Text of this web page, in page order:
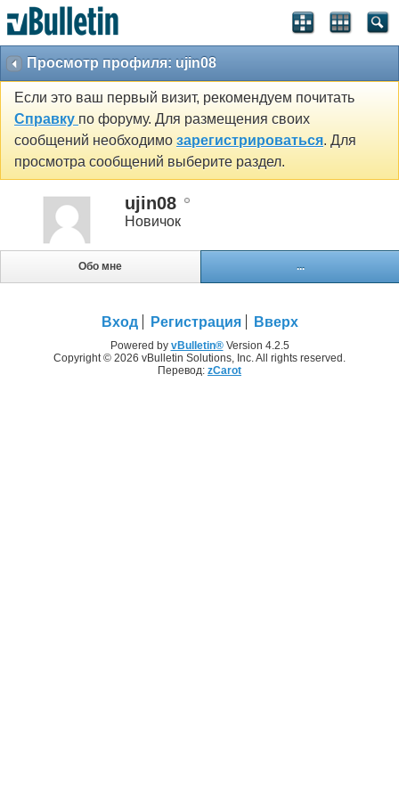
Просмотр профиля: ujin08
Если это ваш первый визит, рекомендуем почитать
Справку по форуму. Для размещения своих
сообщений необходимо зарегистрироваться. Для
просмотра сообщений выберите раздел.
ujin08
Новичок
Обо мне ...
Вход Регистрация Вверх
Powered by vBulletin®Version 4.2.5
Copyright © 2026 vBulletin Solutions, Inc. All rights reserved.
Перевод: zCarot